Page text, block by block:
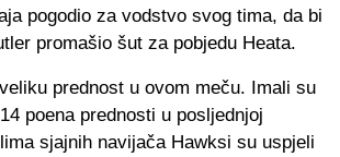
pogodio za vodstvo svog tima, da bi
promašio šut za pobjedu Heata.
prednost u ovom meču. Imali su
poena prednosti u posljednjoj
sjajnih navijača Hawksi su uspjeli